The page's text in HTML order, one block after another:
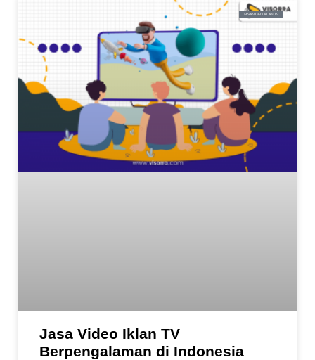
JASA VIDEO IKLAN TV
Jasa Video Iklan TV
Berpengalaman di Indonesia